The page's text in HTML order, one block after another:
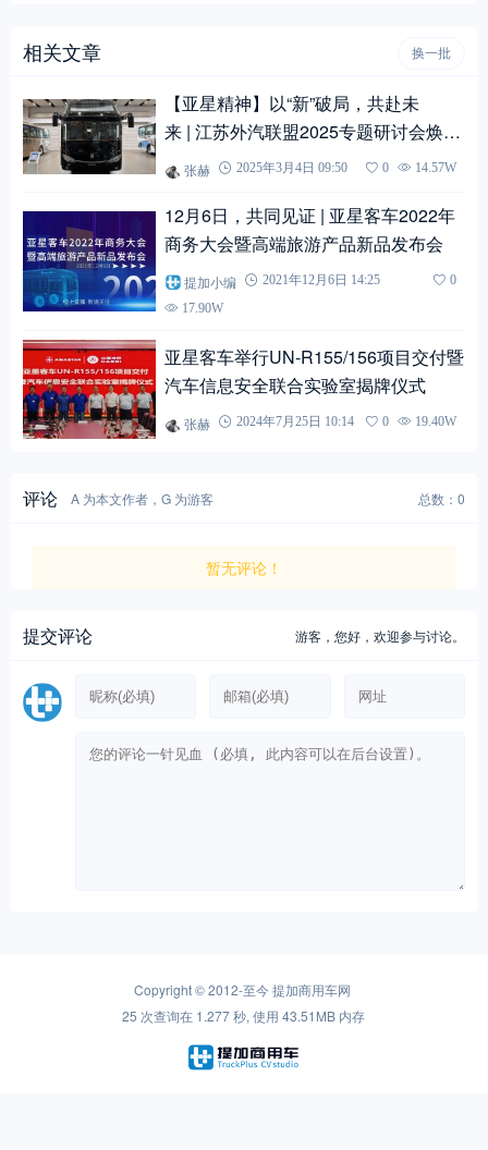
相关文章 换一批
【亚星精神】以“新”破局，共赴未
来 | 江苏外汽联盟2025专题研讨会焕新
启程张赫 2025年3月4日 09:50 0 14.57W
12月6日，共同见证 | 亚星客车2022年
商务大会暨高端旅游产品新品发布会
提加小编 2021年12月6日 14:25
0
17.90W
亚星客车举行UN-R155/156项目交付暨
汽车信息安全联合实验室揭牌仪式
张赫 2024年7月25日 10:14 0 19.40W
评论 A 为本文作者，G 为游客 总数：0
暂无评论！
提交评论 游客，您好，欢迎参与讨论。
Copyright © 2012-至今提加商用车网
25 次查询在 1.277 秒, 使用 43.51MB 内存